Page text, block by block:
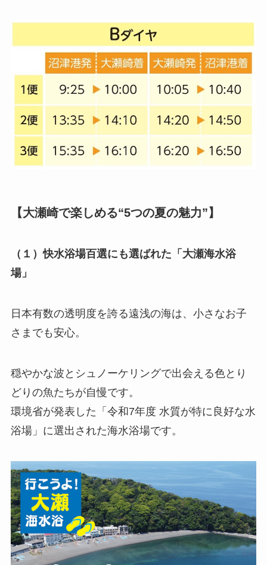
【大瀬崎で楽しめる“5つの夏の魅力”】
（１）快水浴場百選にも選ばれた「大瀬海水浴
場」
日本有数の透明度を誇る遠浅の海は、小さなお子
さまでも安心。
穏やかな波とシュノーケリングで出会える色とり
どりの魚たちが自慢です。
環境省が発表した「令和7年度 水質が特に良好な水
浴場」に選出された海水浴場です。